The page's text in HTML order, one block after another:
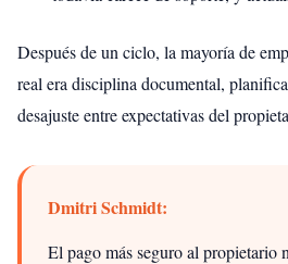
Después de un ciclo, la mayoría de
real era disciplina documental,
desajuste entre expectativas del
Dmitri Schmidt:
El pago más seguro al propietario